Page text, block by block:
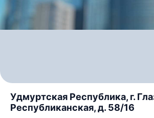
Удмуртская Республика, г.
Республиканская, д. 58/16